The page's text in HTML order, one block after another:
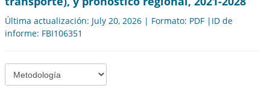
Última actualización: July 20, 2026 | Formato: PDF |ID de
informe: FBI106351